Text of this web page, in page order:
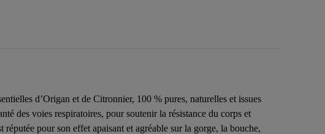
d’Origan et de Citronnier, 100 % pures, naturelles et issues
des voies respiratoires, pour soutenir la résistance du corps et
pour son effet apaisant et agréable sur la gorge, la bouche,